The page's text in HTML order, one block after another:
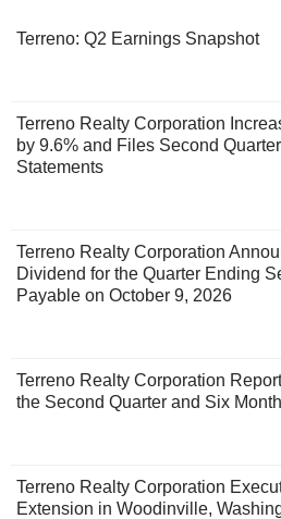
Terreno: Q2 Earnings Snapshot
Terreno Realty Corporation
by 9.6% and Files Second
Statements
Terreno Realty Corporation
Dividend for the Quarter Ending
Payable on October 9, 2026
Terreno Realty Corporation
the Second Quarter and Six
Terreno Realty Corporation
Extension in Woodinville,